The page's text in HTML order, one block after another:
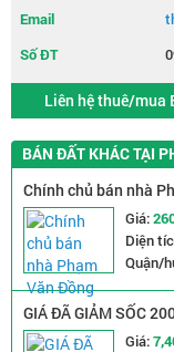
Email
Số ĐT
Liên hệ thuê/mua
BÁN ĐẤT KHÁC TẠI
Chính chủ bán nhà
Giá:
Diện
Quận/
GIÁ ĐÃ GIẢM SỐC
NHÀ TRẦN QUỐC
Giá: